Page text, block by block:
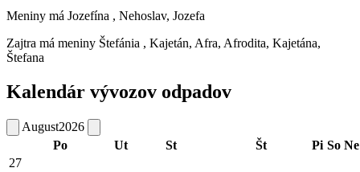
Meniny má Jozefína , Nehoslav, Jozefa
Zajtra má meniny Štefánia , Kajetán, Afra, Afrodita, Kajetána,
Štefana
Kalendár vývozov odpadov
August2026
Po
Ut St Št Pi So Ne
27